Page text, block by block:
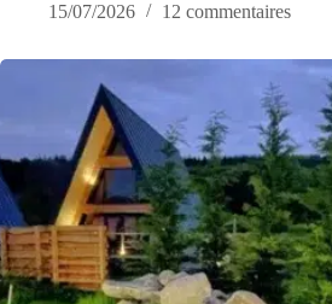
15/07/2026
12 commentaires